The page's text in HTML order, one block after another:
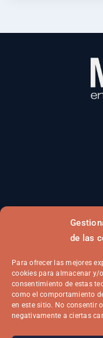
de las
Para ofrecer las mejores
cookies para almacenar y/
consentimiento de estas
como el comportamiento
en este sitio. No consentir
negativamente a ciertas